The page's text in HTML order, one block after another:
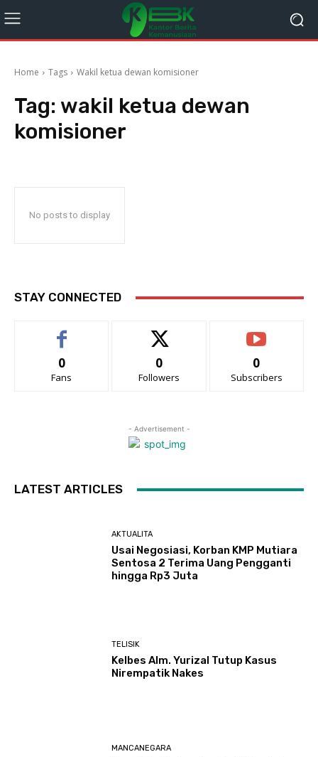
Home Tags Wakil ketua dewan komisioner
Tag: wakil ketua dewan
komisioner
No posts to display
STAY CONNECTED
0
Fans
0
Followers
0
Subscribers
- Advertisement -
LATEST ARTICLES
AKTUALITA
Usai Negosiasi, Korban KMP Mutiara
Sentosa 2 Terima Uang Pengganti
hingga Rp3 Juta
TELISIK
Kelbes Alm. Yurizal Tutup Kasus
Nirempatik Nakes
MANCANEGARA